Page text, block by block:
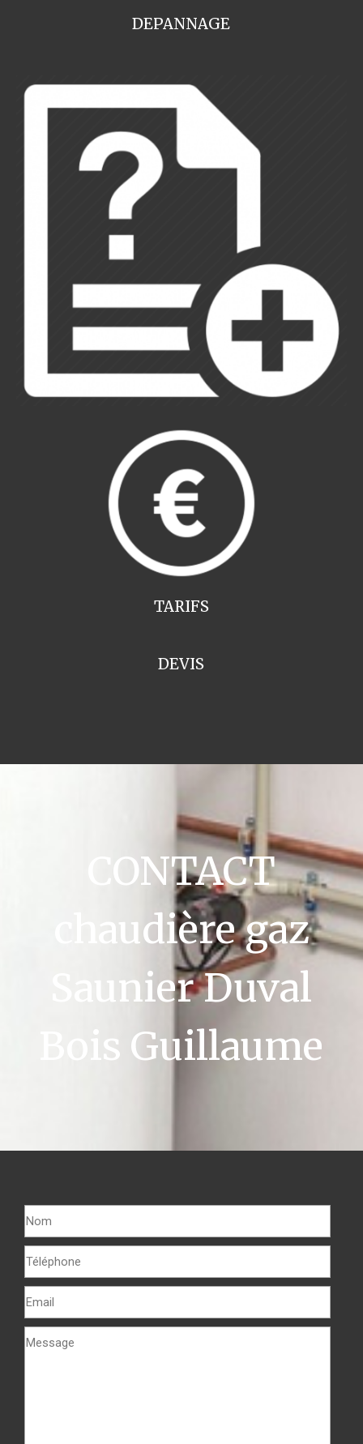
DEPANNAGE
TARIFS
DEVIS
CONTACT
chaudière gaz
Saunier Duval
Bois Guillaume